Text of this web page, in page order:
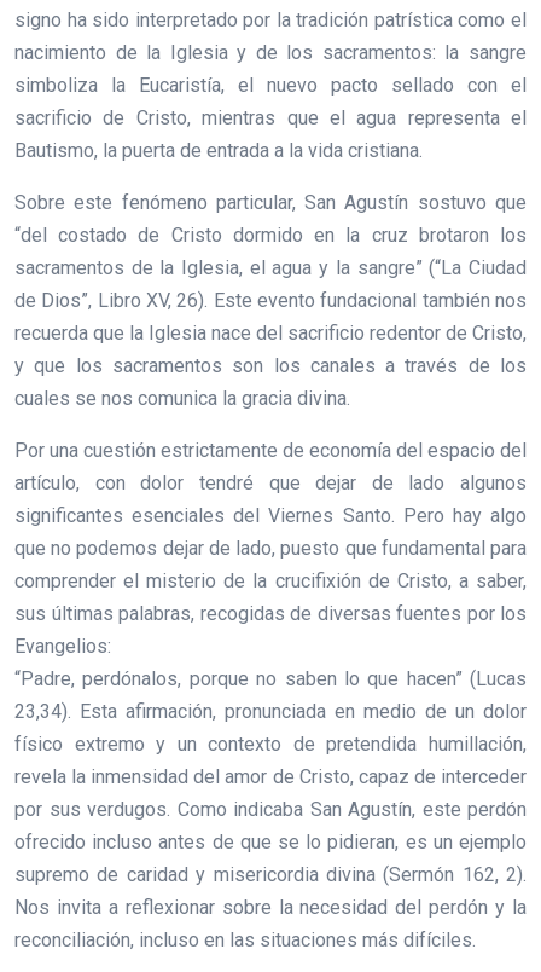
signo ha sido interpretado por la tradición patrística como el
nacimiento de la Iglesia y de los sacramentos: la sangre
simboliza la Eucaristía, el nuevo pacto sellado con el
sacrificio de Cristo, mientras que el agua representa el
Bautismo, la puerta de entrada a la vida cristiana.
Sobre este fenómeno particular, San Agustín sostuvo que
“del costado de Cristo dormido en la cruz brotaron los
sacramentos de la Iglesia, el agua y la sangre” (“La Ciudad
de Dios”, Libro XV, 26). Este evento fundacional también nos
recuerda que la Iglesia nace del sacrificio redentor de Cristo,
y que los sacramentos son los canales a través de los
cuales se nos comunica la gracia divina.
Por una cuestión estrictamente de economía del espacio del
artículo, con dolor tendré que dejar de lado algunos
significantes esenciales del Viernes Santo. Pero hay algo
que no podemos dejar de lado, puesto que fundamental para
comprender el misterio de la crucifixión de Cristo, a saber,
sus últimas palabras, recogidas de diversas fuentes por los
Evangelios:
“Padre, perdónalos, porque no saben lo que hacen” (Lucas
23,34). Esta afirmación, pronunciada en medio de un dolor
físico extremo y un contexto de pretendida humillación,
revela la inmensidad del amor de Cristo, capaz de interceder
por sus verdugos. Como indicaba San Agustín, este perdón
ofrecido incluso antes de que se lo pidieran, es un ejemplo
supremo de caridad y misericordia divina (Sermón 162, 2).
Nos invita a reflexionar sobre la necesidad del perdón y la
reconciliación, incluso en las situaciones más difíciles.